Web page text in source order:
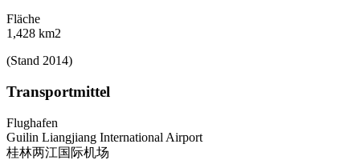
Fläche
1,428 km2
(Stand 2014)
Transportmittel
Flughafen
Guilin Liangjiang International Airport
桂林两江国际机场